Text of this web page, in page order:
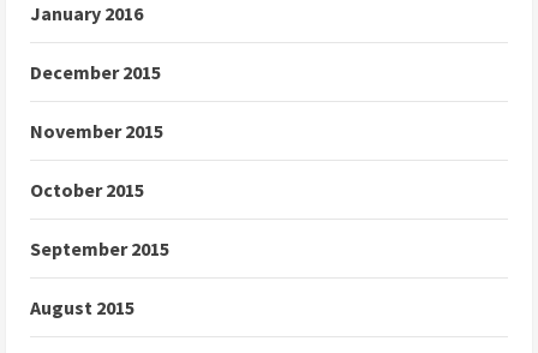
January 2016
December 2015
November 2015
October 2015
September 2015
August 2015